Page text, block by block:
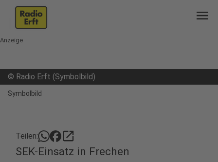
menu
Anzeige
© Radio Erft (Symbolbild)
Symbolbild
Teilen: open_in_new
SEK-Einsatz in Frechen